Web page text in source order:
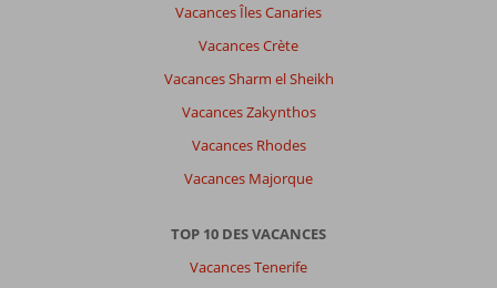
Vacances Îles Canaries
Vacances Crète
Vacances Sharm el Sheikh
Vacances Zakynthos
Vacances Rhodes
Vacances Majorque
TOP 10 DES VACANCES
Vacances Tenerife